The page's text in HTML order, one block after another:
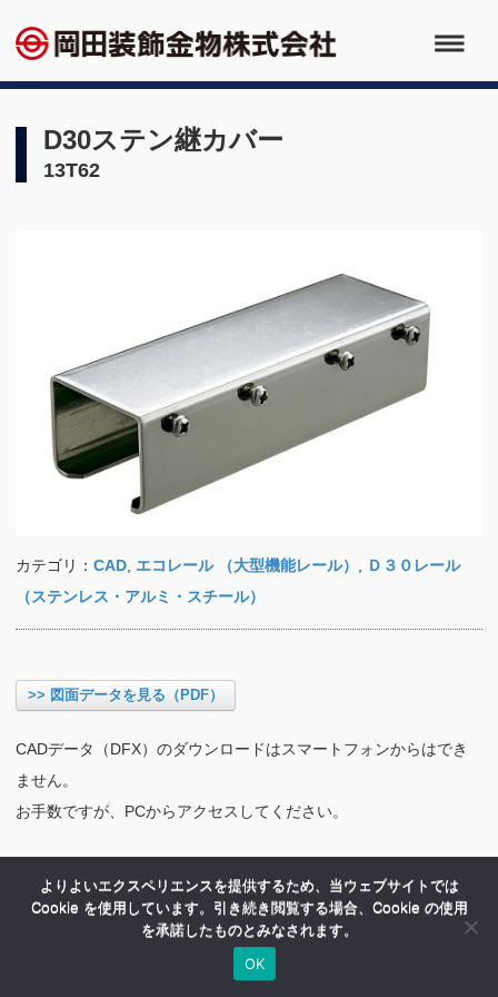
D30ステン継カバー
13T62
カテゴリ： CAD エコレール （大型機能レール）
Ｄ３０レール
（ステンレス・アルミ・スチール）
>> 図面データを見る（PDF）
CADデータ（DFX）のダウンロードはスマートフォンからはでき
ません。
お手数ですが、PCからアクセスしてください。
よりよいエクスペリエンスを提供するため、当ウェブサイトでは
Cookie を使用しています。引き続き閲覧する場合、Cookie の使用
を承諾したものとみなされます。
OK